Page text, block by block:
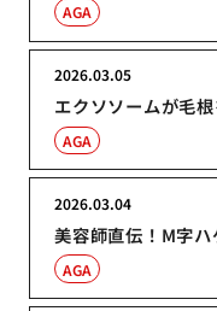
AGA
エクソソームが毛
2026.03.05
AGA
美容師直伝！M字
2026.03.04
AGA